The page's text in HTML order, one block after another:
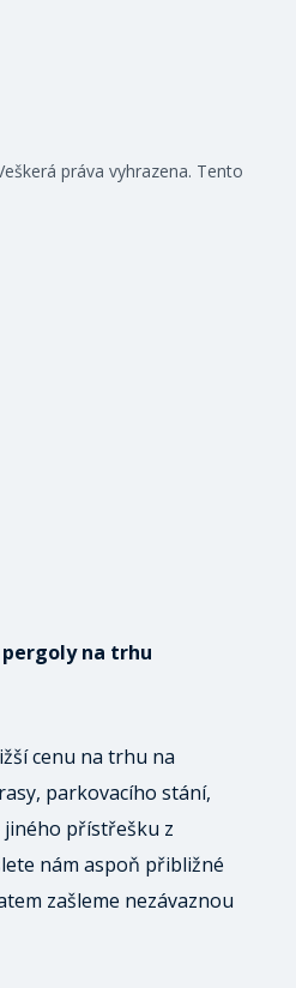
práva vyhrazena. Tento
na trhu
cenu na trhu na
parkovacího stání,
jiného přístřešku z
nám aspoň přibližné
zašleme nezávaznou